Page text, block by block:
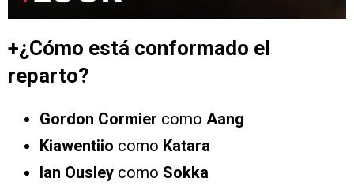
+¿Cómo está conformado el
reparto?
Gordon Cormier como Aang
Kiawentiio como Katara
Ian Ousley como Sokka